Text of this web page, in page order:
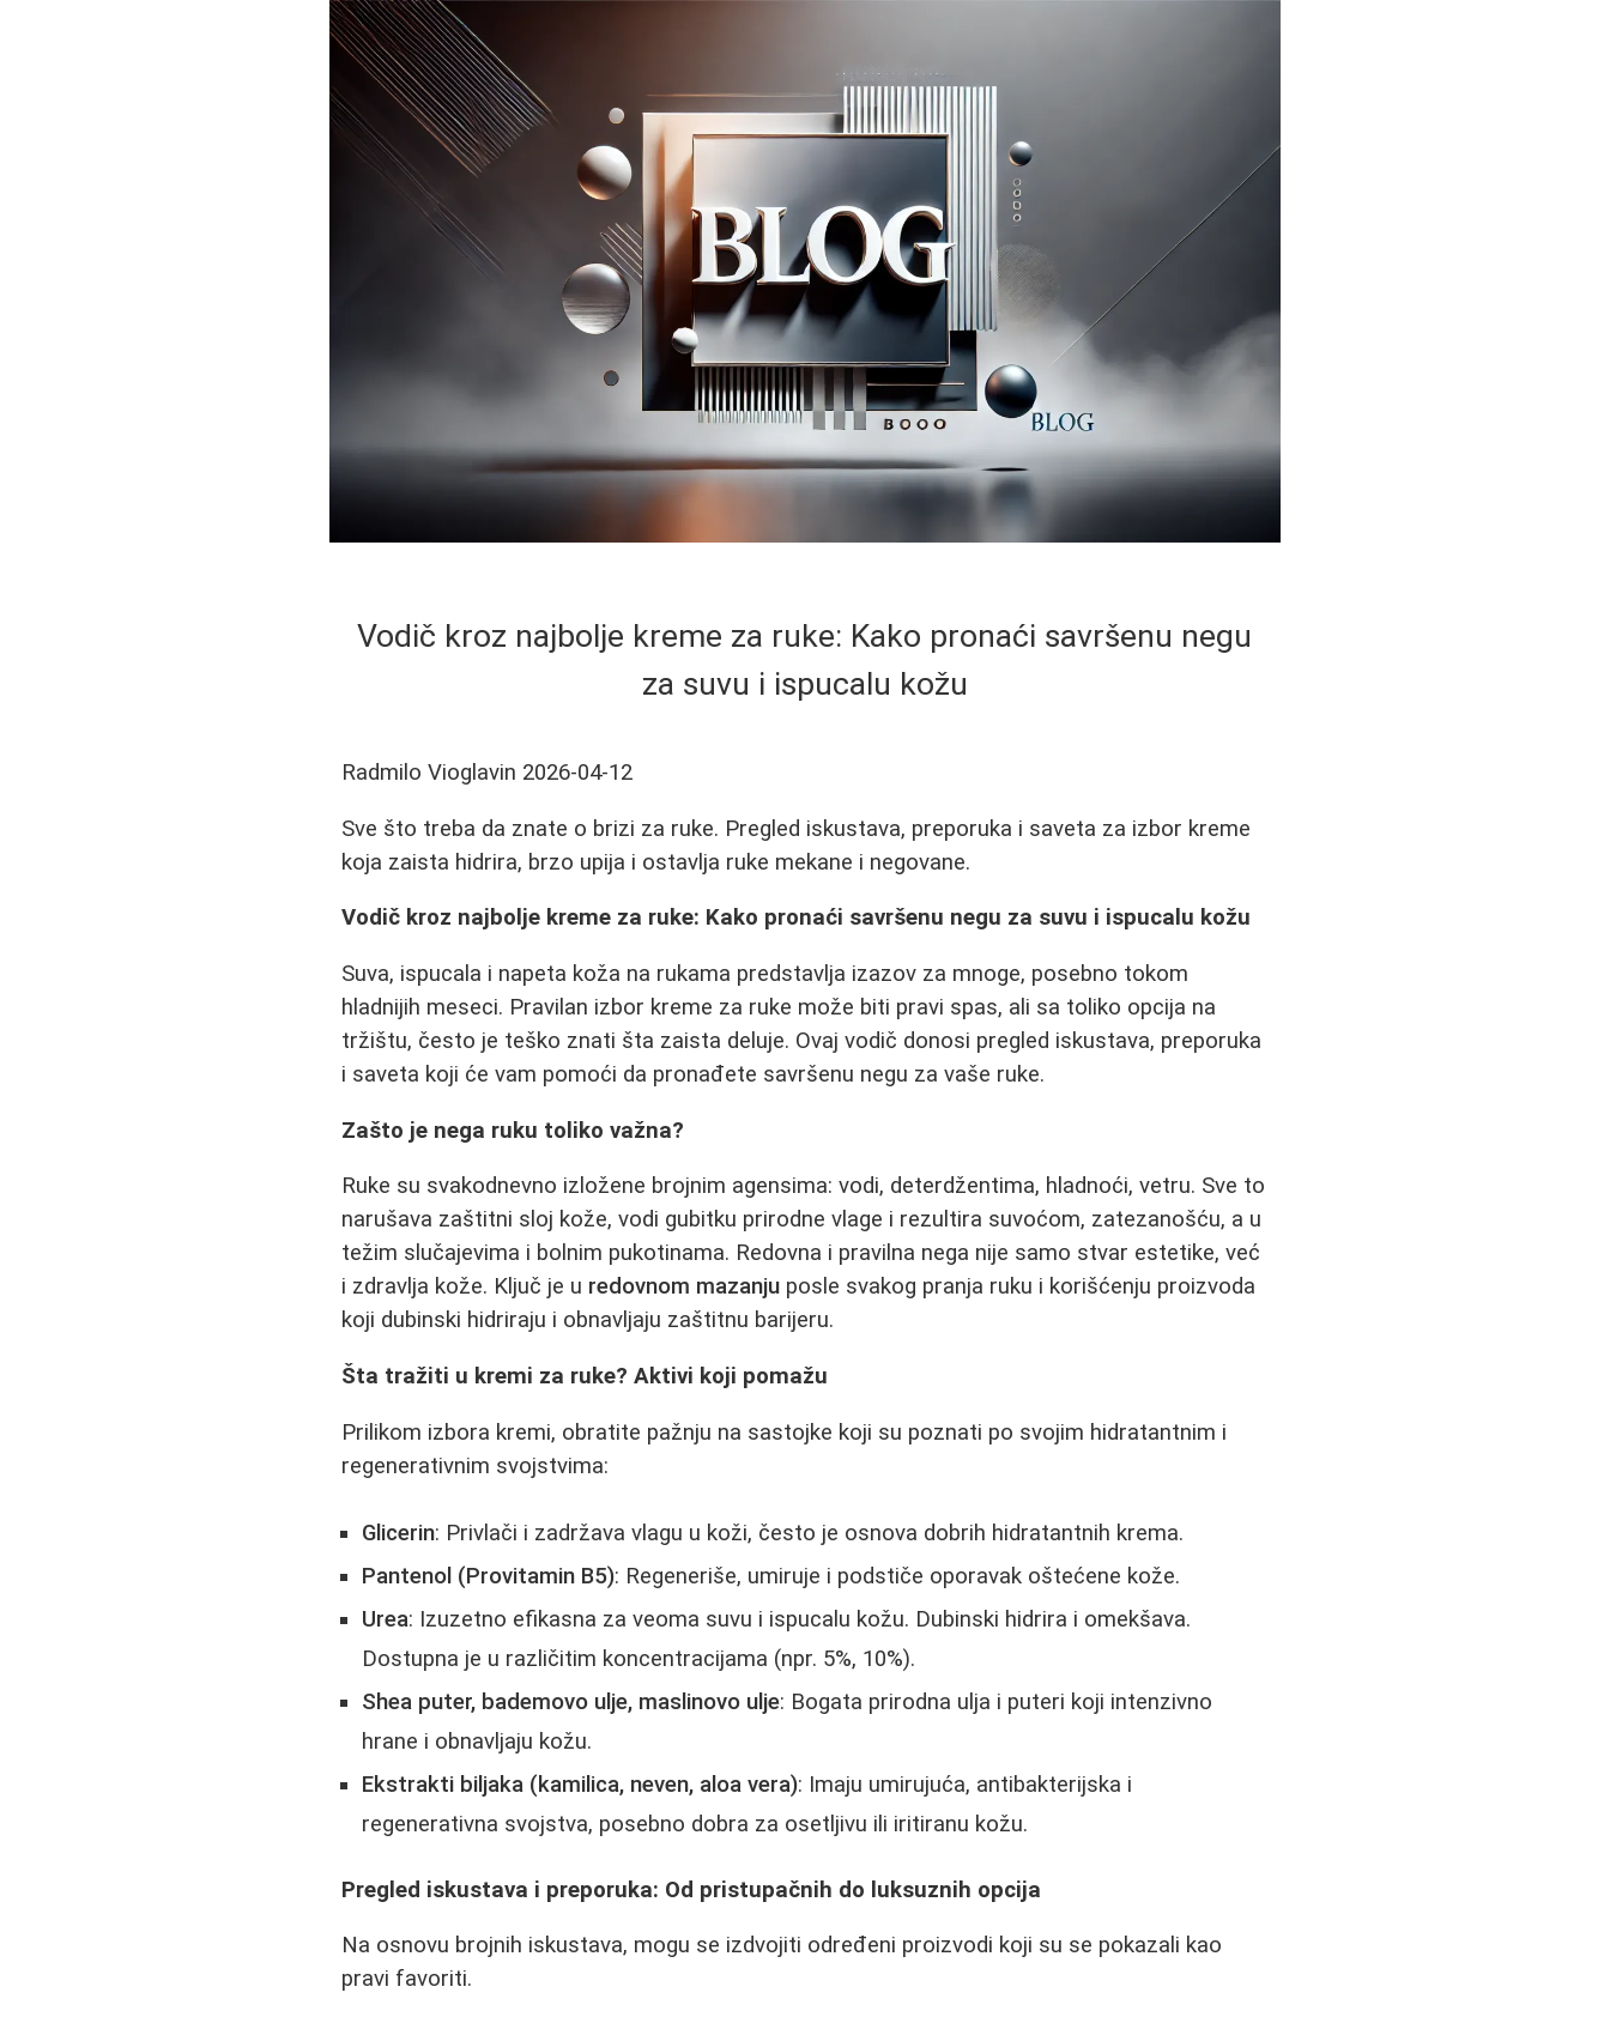
Vodič kroz najbolje kreme za ruke: Kako pronaći savršenu negu
za suvu i ispucalu kožu
Radmilo Vioglavin 2026-04-12
Sve što treba da znate o brizi za ruke. Pregled iskustava, preporuka i saveta za izbor kreme
koja zaista hidrira, brzo upija i ostavlja ruke mekane i negovane.
Vodič kroz najbolje kreme za ruke: Kako pronaći savršenu negu za suvu i ispucalu kožu
Suva, ispucala i napeta koža na rukama predstavlja izazov za mnoge, posebno tokom
hladnijih meseci. Pravilan izbor kreme za ruke može biti pravi spas, ali sa toliko opcija na
tržištu, često je teško znati šta zaista deluje. Ovaj vodič donosi pregled iskustava, preporuka
i saveta koji će vam pomoći da pronađete savršenu negu za vaše ruke.
Zašto je nega ruku toliko važna?
Ruke su svakodnevno izložene brojnim agensima: vodi, deterdžentima, hladnoći, vetru. Sve to
narušava zaštitni sloj kože, vodi gubitku prirodne vlage i rezultira suvoćom, zatezanošću, a u
težim slučajevima i bolnim pukotinama. Redovna i pravilna nega nije samo stvar estetike, već
i zdravlja kože. Ključ je u redovnom mazanju posle svakog pranja ruku i korišćenju proizvoda
koji dubinski hidriraju i obnavljaju zaštitnu barijeru.
Šta tražiti u kremi za ruke? Aktivi koji pomažu
Prilikom izbora kremi, obratite pažnju na sastojke koji su poznati po svojim hidratantnim i
regenerativnim svojstvima:
Glicerin: Privlači i zadržava vlagu u koži, često je osnova dobrih hidratantnih krema.
Pantenol (Provitamin B5): Regeneriše, umiruje i podstiče oporavak oštećene kože.
Urea: Izuzetno efikasna za veoma suvu i ispucalu kožu. Dubinski hidrira i omekšava.
Dostupna je u različitim koncentracijama (npr. 5%, 10%).
Shea puter, bademovo ulje, maslinovo ulje: Bogata prirodna ulja i puteri koji intenzivno
hrane i obnavljaju kožu.
Ekstrakti biljaka (kamilica, neven, aloa vera): Imaju umirujuća, antibakterijska i
regenerativna svojstva, posebno dobra za osetljivu ili iritiranu kožu.
Pregled iskustava i preporuka: Od pristupačnih do luksuznih opcija
Na osnovu brojnih iskustava, mogu se izdvojiti određeni proizvodi koji su se pokazali kao
pravi favoriti.